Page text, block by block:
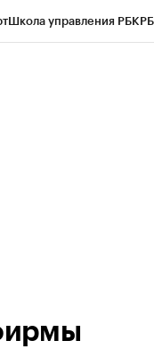
Школа управления РБК